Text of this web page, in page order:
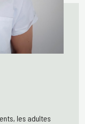
les adultes